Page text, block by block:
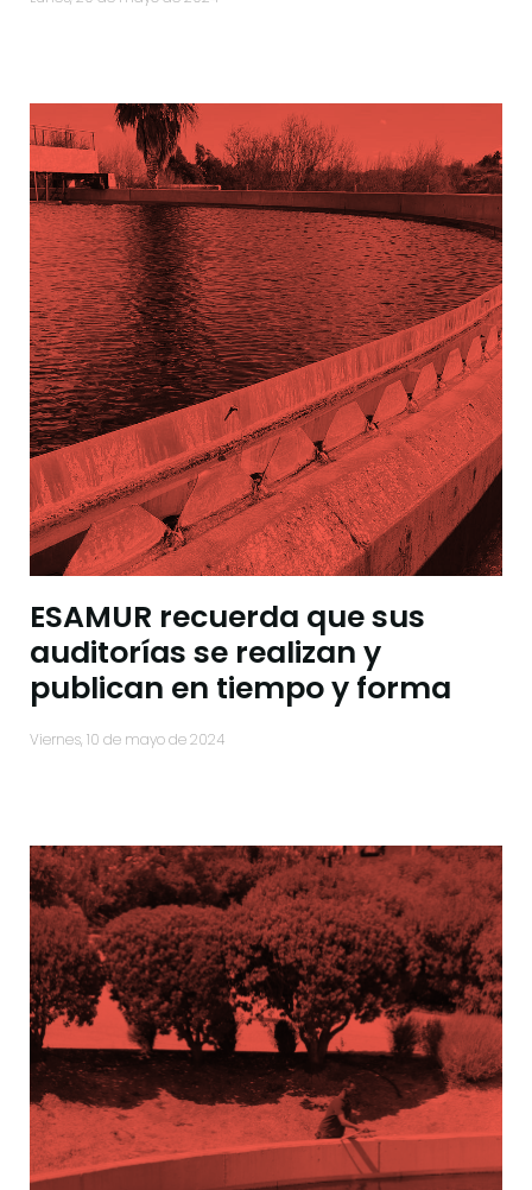
ESAMUR recuerda que sus
auditorías se realizan y
publican en tiempo y forma
viernes, 10 de mayo de 2024